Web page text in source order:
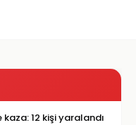
12 kişi yaralandı